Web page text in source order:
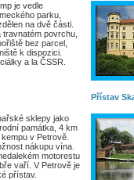
je vedle
parku,
na dvě části.
travnatém povrchu,
bez parcel,
k dispozici.
a la ČSSR.
sklepy jako
památka, 4 km
kempu v Petrově.
nákupu vína.
motorestu
vaří. V Petrově je
přístav.
Přístav